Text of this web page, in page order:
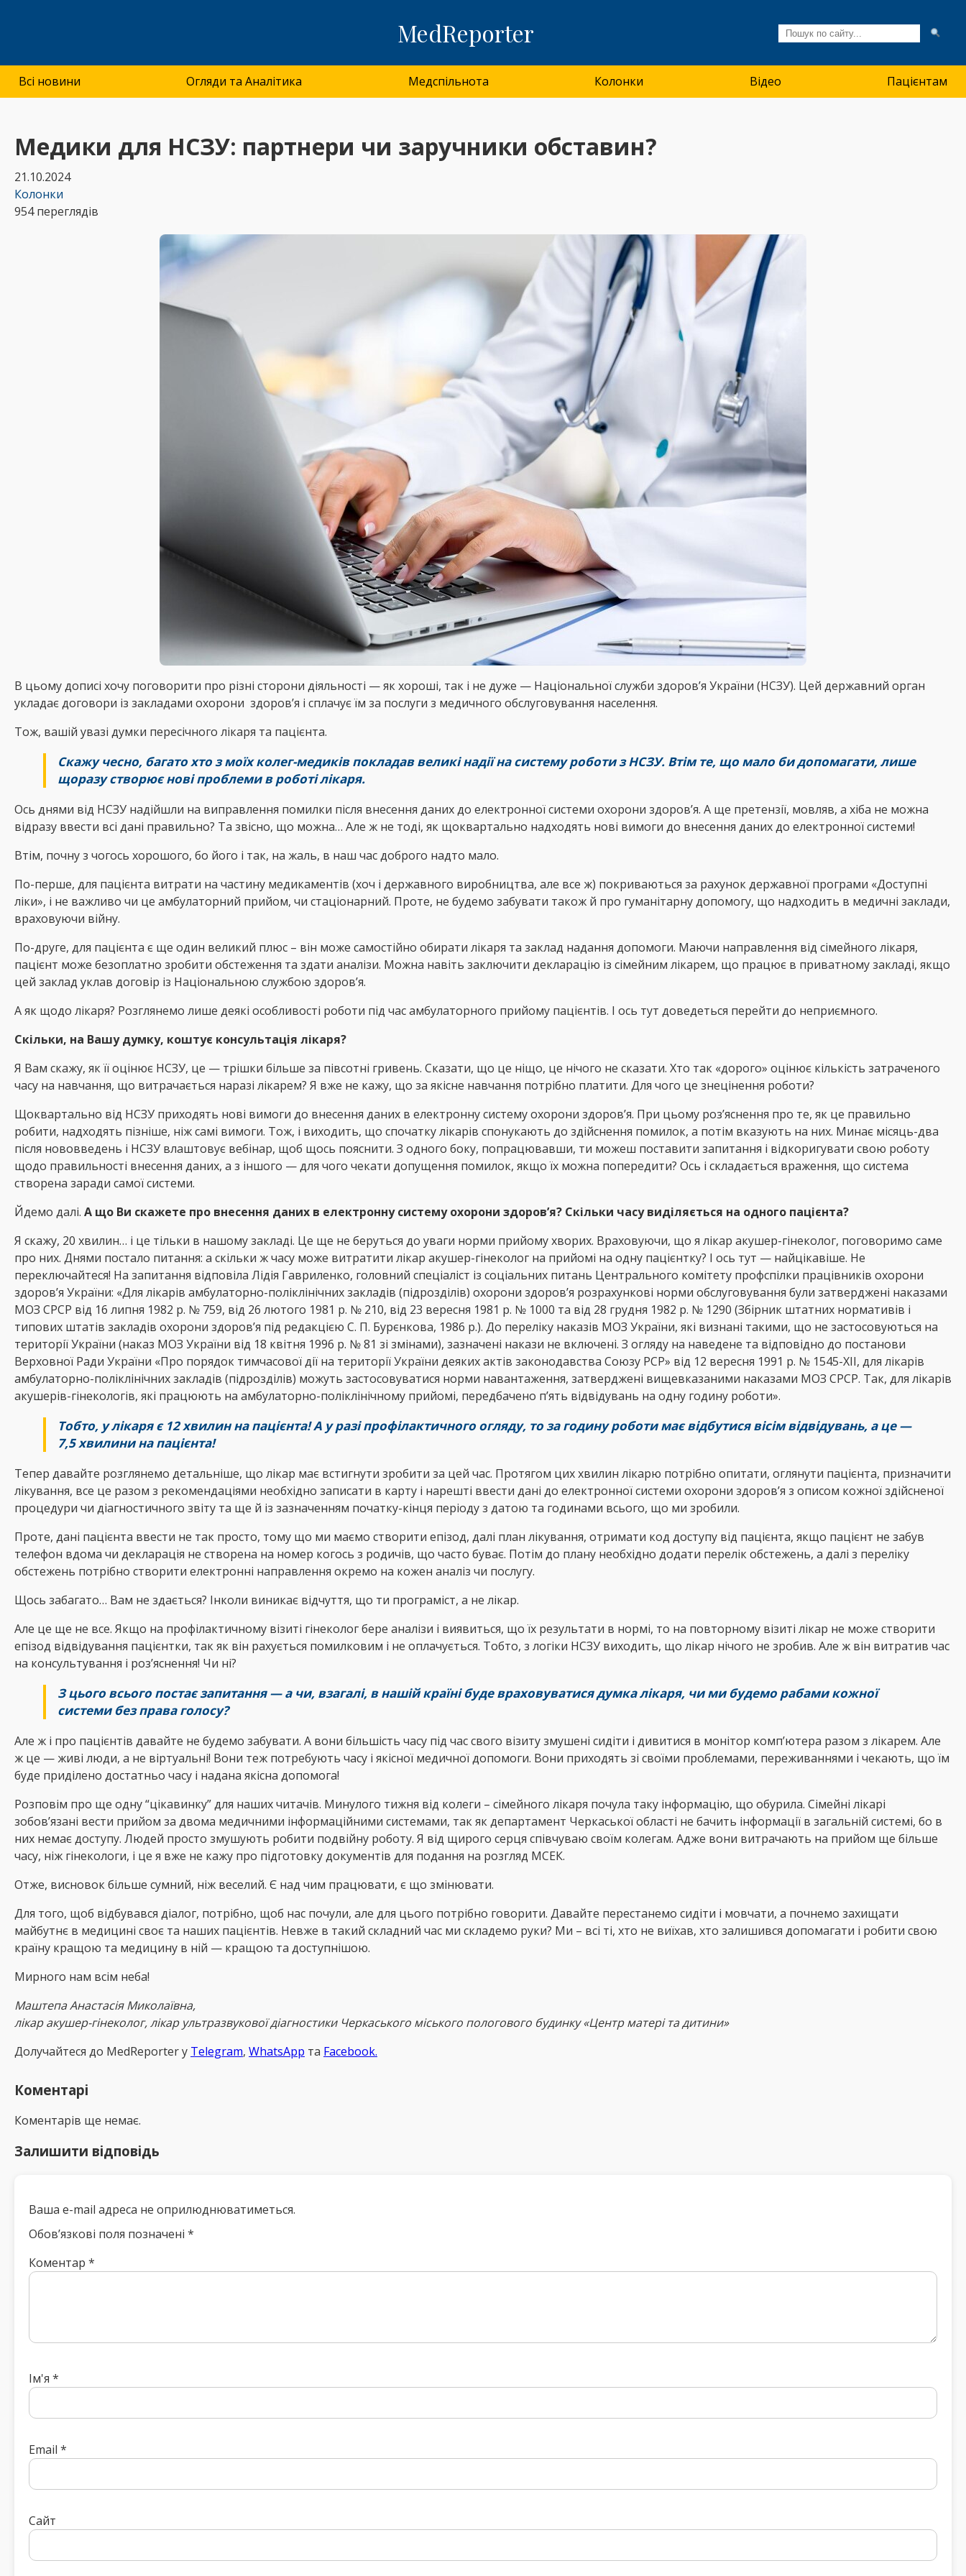
MedReporter
Всі новини Огляди та Аналітика Медспільнота Колонки Відео Пацієнтам
Медики для НСЗУ: партнери чи заручники обставин?
21.10.2024
Колонки
954 переглядів
В цьому дописі хочу поговорити про різні сторони діяльності — як хороші, так і не дуже — Національної служби здоров’я України (НСЗУ). Цей державний орган
укладає договори із закладами охорони здоров’я і сплачує їм за послуги з медичного обслуговування населення.
Тож, вашій увазі думки пересічного лікаря та пацієнта.
Скажу чесно, багато хто з моїх колег-медиків покладав великі надії на систему роботи з НСЗУ. Втім те, що мало би допомагати, лише
щоразу створює нові проблеми в роботі лікаря.
Ось днями від НСЗУ надійшли на виправлення помилки після внесення даних до електронної системи охорони здоров’я. А ще претензії, мовляв, а хіба не можна
відразу ввести всі дані правильно? Та звісно, що можна… Але ж не тоді, як щоквартально надходять нові вимоги до внесення даних до електронної системи!
Втім, почну з чогось хорошого, бо його і так, на жаль, в наш час доброго надто мало.
По-перше, для пацієнта витрати на частину медикаментів (хоч і державного виробництва, але все ж) покриваються за рахунок державної програми «Доступні
ліки», і не важливо чи це амбулаторний прийом, чи стаціонарний. Проте, не будемо забувати також й про гуманітарну допомогу, що надходить в медичні заклади,
враховуючи війну.
По-друге, для пацієнта є ще один великий плюс – він може самостійно обирати лікаря та заклад надання допомоги. Маючи направлення від сімейного лікаря,
пацієнт може безоплатно зробити обстеження та здати аналізи. Можна навіть заключити декларацію із сімейним лікарем, що працює в приватному закладі, якщо
цей заклад уклав договір із Національною службою здоров’я.
А як щодо лікаря? Розглянемо лише деякі особливості роботи під час амбулаторного прийому пацієнтів. І ось тут доведеться перейти до неприємного.
Скільки, на Вашу думку, коштує консультація лікаря?
Я Вам скажу, як її оцінює НСЗУ, це — трішки більше за півсотні гривень. Сказати, що це ніщо, це нічого не сказати. Хто так «дорого» оцінює кількість затраченого
часу на навчання, що витрачається наразі лікарем? Я вже не кажу, що за якісне навчання потрібно платити. Для чого це знецінення роботи?
Щоквартально від НСЗУ приходять нові вимоги до внесення даних в електронну систему охорони здоров’я. При цьому роз’яснення про те, як це правильно
робити, надходять пізніше, ніж самі вимоги. Тож, і виходить, що спочатку лікарів спонукають до здійснення помилок, а потім вказують на них. Минає місяць-два
після нововведень і НСЗУ влаштовує вебінар, щоб щось пояснити. З одного боку, попрацювавши, ти можеш поставити запитання і відкоригувати свою роботу
щодо правильності внесення даних, а з іншого — для чого чекати допущення помилок, якщо їх можна попередити? Ось і складається враження, що система
створена заради самої системи.
Йдемо далі. А що Ви скажете про внесення даних в електронну систему охорони здоров’я? Скільки часу виділяється на одного пацієнта?
Я скажу, 20 хвилин… і це тільки в нашому закладі. Це ще не беруться до уваги норми прийому хворих. Враховуючи, що я лікар акушер-гінеколог, поговоримо саме
про них. Днями постало питання: а скільки ж часу може витратити лікар акушер-гінеколог на прийомі на одну пацієнтку? І ось тут — найцікавіше. Не
переключайтеся! На запитання відповіла Лідія Гавриленко, головний спеціаліст із соціальних питань Центрального комітету профспілки працівників охорони
здоров’я України: «Для лікарів амбулаторно-поліклінічних закладів (підрозділів) охорони здоров’я розрахункові норми обслуговування були затверджені наказами
МОЗ СРСР від 16 липня 1982 р. № 759, від 26 лютого 1981 р. № 210, від 23 вересня 1981 р. № 1000 та від 28 грудня 1982 р. № 1290 (Збірник штатних нормативів і
типових штатів закладів охорони здоров’я під редакцією С. П. Бурєнкова, 1986 р.). До переліку наказів МОЗ України, які визнані такими, що не застосовуються на
території України (наказ МОЗ України від 18 квітня 1996 р. № 81 зі змінами), зазначені накази не включені. З огляду на наведене та відповідно до постанови
Верховної Ради України «Про порядок тимчасової дії на території України деяких актів законодавства Союзу РСР» від 12 вересня 1991 р. № 1545-ХІІ, для лікарів
амбулаторно-поліклінічних закладів (підрозділів) можуть застосовуватися норми навантаження, затверджені вищевказаними наказами МОЗ СРСР. Так, для лікарів
акушерів-гінекологів, які працюють на амбулаторно-поліклінічному прийомі, передбачено п’ять відвідувань на одну годину роботи».
Тобто, у лікаря є 12 хвилин на пацієнта! А у разі профілактичного огляду, то за годину роботи має відбутися вісім відвідувань, а це —
7,5 хвилини на пацієнта!
Тепер давайте розглянемо детальніше, що лікар має встигнути зробити за цей час. Протягом цих хвилин лікарю потрібно опитати, оглянути пацієнта, призначити
лікування, все це разом з рекомендаціями необхідно записати в карту і нарешті ввести дані до електронної системи охорони здоров’я з описом кожної здійсненої
процедури чи діагностичного звіту та ще й із зазначенням початку-кінця періоду з датою та годинами всього, що ми зробили.
Проте, дані пацієнта ввести не так просто, тому що ми маємо створити епізод, далі план лікування, отримати код доступу від пацієнта, якщо пацієнт не забув
телефон вдома чи декларація не створена на номер когось з родичів, що часто буває. Потім до плану необхідно додати перелік обстежень, а далі з переліку
обстежень потрібно створити електронні направлення окремо на кожен аналіз чи послугу.
Щось забагато… Вам не здається? Інколи виникає відчуття, що ти програміст, а не лікар.
Але це ще не все. Якщо на профілактичному візиті гінеколог бере аналізи і виявиться, що їх результати в нормі, то на повторному візиті лікар не може створити
епізод відвідування пацієнтки, так як він рахується помилковим і не оплачується. Тобто, з логіки НСЗУ виходить, що лікар нічого не зробив. Але ж він витратив час
на консультування і роз’яснення! Чи ні?
З цього всього постає запитання — а чи, взагалі, в нашій країні буде враховуватися думка лікаря, чи ми будемо рабами кожної
системи без права голосу?
Але ж і про пацієнтів давайте не будемо забувати. А вони більшість часу під час свого візиту змушені сидіти і дивитися в монітор комп’ютера разом з лікарем. Але
ж це — живі люди, а не віртуальні! Вони теж потребують часу і якісної медичної допомоги. Вони приходять зі своїми проблемами, переживаннями і чекають, що їм
буде приділено достатньо часу і надана якісна допомога!
Розповім про ще одну “цікавинку” для наших читачів. Минулого тижня від колеги – сімейного лікаря почула таку інформацію, що обурила. Сімейні лікарі
зобов’язані вести прийом за двома медичними інформаційними системами, так як департамент Черкаської області не бачить інформації в загальній системі, бо в
них немає доступу. Людей просто змушують робити подвійну роботу. Я від щирого серця співчуваю своїм колегам. Адже вони витрачають на прийом ще більше
часу, ніж гінекологи, і це я вже не кажу про підготовку документів для подання на розгляд МСЕК.
Отже, висновок більше сумний, ніж веселий. Є над чим працювати, є що змінювати.
Для того, щоб відбувався діалог, потрібно, щоб нас почули, але для цього потрібно говорити. Давайте перестанемо сидіти і мовчати, а почнемо захищати
майбутнє в медицині своє та наших пацієнтів. Невже в такий складний час ми складемо руки? Ми – всі ті, хто не виїхав, хто залишився допомагати і робити свою
країну кращою та медицину в ній — кращою та доступнішою.
Мирного нам всім неба!
Маштепа Анастасія Миколаївна,
лікар акушер-гінеколог, лікар ультразвукової діагностики Черкаського міського пологового будинку «Центр матері та дитини»
Долучайтеся до MedReрorter у Telegram, WhatsApp та Facebook.
Коментарі
Коментарів ще немає.
Залишити відповідь
Ваша e-mail адреса не оприлюднюватиметься.
Обов’язкові поля позначені *
Коментар *
Ім'я *
Email *
Сайт